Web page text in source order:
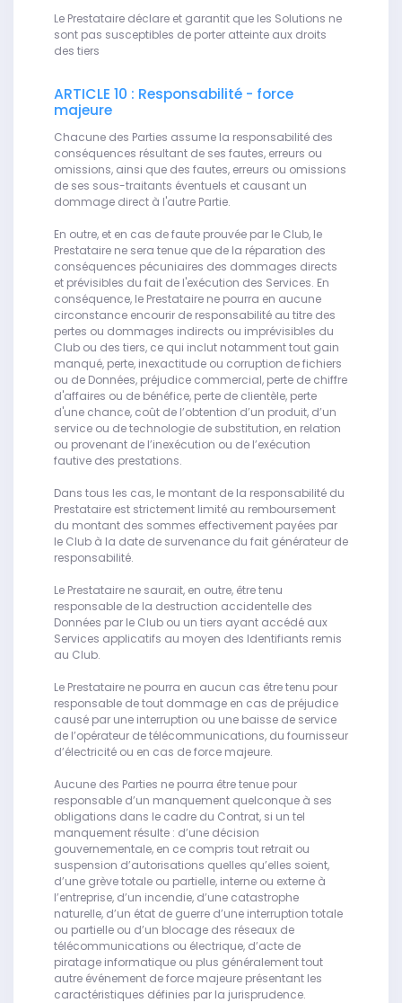
Le Prestataire déclare et garantit que les Solutions ne
sont pas susceptibles de porter atteinte aux droits
des tiers
ARTICLE 10 : Responsabilité - force
majeure
Chacune des Parties assume la responsabilité des
conséquences résultant de ses fautes, erreurs ou
omissions, ainsi que des fautes, erreurs ou omissions
de ses sous-traitants éventuels et causant un
dommage direct à l'autre Partie.
En outre, et en cas de faute prouvée par le Club, le
Prestataire ne sera tenue que de la réparation des
conséquences pécuniaires des dommages directs
et prévisibles du fait de l'exécution des Services. En
conséquence, le Prestataire ne pourra en aucune
circonstance encourir de responsabilité au titre des
pertes ou dommages indirects ou imprévisibles du
Club ou des tiers, ce qui inclut notamment tout gain
manqué, perte, inexactitude ou corruption de fichiers
ou de Données, préjudice commercial, perte de chiffre
d'affaires ou de bénéfice, perte de clientèle, perte
d'une chance, coût de l’obtention d’un produit, d’un
service ou de technologie de substitution, en relation
ou provenant de l’inexécution ou de l’exécution
fautive des prestations.
Dans tous les cas, le montant de la responsabilité du
Prestataire est strictement limité au remboursement
du montant des sommes effectivement payées par
le Club à la date de survenance du fait générateur de
responsabilité.
Le Prestataire ne saurait, en outre, être tenu
responsable de la destruction accidentelle des
Données par le Club ou un tiers ayant accédé aux
Services applicatifs au moyen des Identifiants remis
au Club.
Le Prestataire ne pourra en aucun cas être tenu pour
responsable de tout dommage en cas de préjudice
causé par une interruption ou une baisse de service
de l’opérateur de télécommunications, du fournisseur
d’électricité ou en cas de force majeure.
Aucune des Parties ne pourra être tenue pour
responsable d’un manquement quelconque à ses
obligations dans le cadre du Contrat, si un tel
manquement résulte : d’une décision
gouvernementale, en ce compris tout retrait ou
suspension d’autorisations quelles qu’elles soient,
d’une grève totale ou partielle, interne ou externe à
l’entreprise, d’un incendie, d’une catastrophe
naturelle, d’un état de guerre d’une interruption totale
ou partielle ou d’un blocage des réseaux de
télécommunications ou électrique, d’acte de
piratage informatique ou plus généralement tout
autre événement de force majeure présentant les
caractéristiques définies par la jurisprudence.